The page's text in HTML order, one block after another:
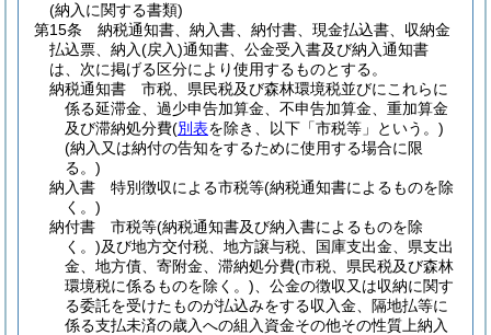
(納入に関する書類)
第15条
納税通知書、納入書、納付書、現金払込書、収納金
払込票、納入(戻入)通知書、公金受入書及び納入通知書
は、次に掲げる区分により使用するものとする。
納税通知書 市税、県民税及び森林環境税並びにこれらに
係る延滞金、過少申告加算金、不申告加算金、重加算金
及び滞納処分費(別表を除き、以下「市税等」という。)
(納入又は納付の告知をするために使用する場合に限
る。)
納入書 特別徴収による市税等(納税通知書によるものを除
く。)
納付書 市税等(納税通知書及び納入書によるものを除
く。)及び地方交付税、地方譲与税、国庫支出金、県支出
金、地方債、寄附金、滞納処分費(市税、県民税及び森林
環境税に係るものを除く。) 、公金の徴収又は収納に関す
る委託を受けたものが払込みをする収入金、隔地払等に
係る支払未済の歳入への組入資金その他その性質上納入